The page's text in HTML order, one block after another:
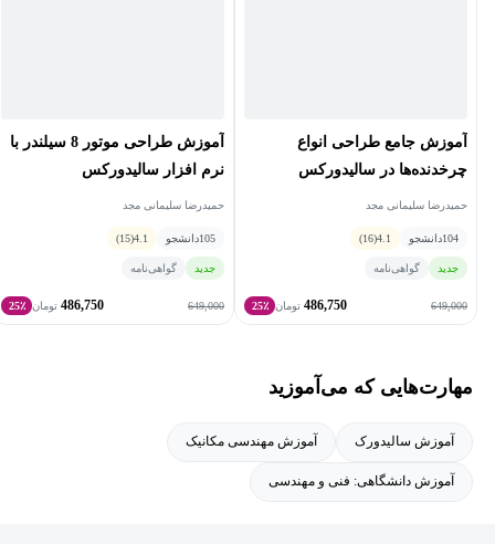
آموزش جامع طراحی انواع
چرخدنده‌ها در سالیدورکس
حمیدرضا سلیمانی مجد
104دانشجو 4.1
(16)
جدید گواهی‌نامه
649,000
486,750 تومان 25٪
آموزش طراحی موتور 8 سیلندر با
نرم افزار سالیدورکس
حمیدرضا سلیمانی مجد
105دانشجو 4.1
(15)
جدید گواهی‌نامه
649,000
486,750 تومان 25٪
مهارت‌هایی که می‌آموزید
آموزش سالیدورک آموزش مهندسی مکانیک
آموزش دانشگاهی: فنی و مهندسی